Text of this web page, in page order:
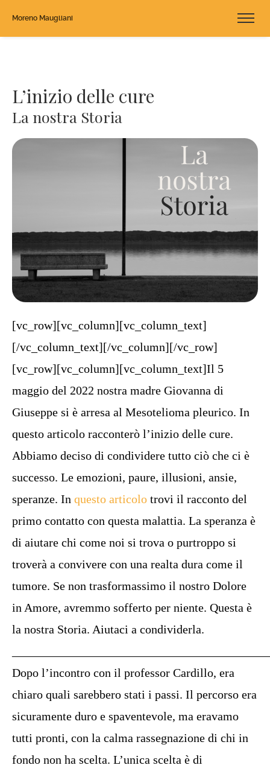
Moreno Maugliani
L’inizio delle cure
La nostra Storia
[vc_row][vc_column][vc_column_text]
[/vc_column_text][/vc_column][/vc_row]
[vc_row][vc_column][vc_column_text]Il 5
maggio del 2022 nostra madre Giovanna di
Giuseppe si è arresa al Mesotelioma pleurico. In
questo articolo racconterò l’inizio delle cure.
Abbiamo deciso di condividere tutto ciò che ci è
successo. Le emozioni, paure, illusioni, ansie,
speranze. In questo articolo trovi il racconto del
primo contatto con questa malattia. La speranza è
di aiutare chi come noi si trova o purtroppo si
troverà a convivere con una realta dura come il
tumore. Se non trasformassimo il nostro Dolore
in Amore, avremmo sofferto per niente. Questa è
la nostra Storia. Aiutaci a condividerla.
Dopo l’incontro con il professor Cardillo, era
chiaro quali sarebbero stati i passi. Il percorso era
sicuramente duro e spaventevole, ma eravamo
tutti pronti, con la calma rassegnazione di chi in
fondo non ha scelta. L’unica scelta è di